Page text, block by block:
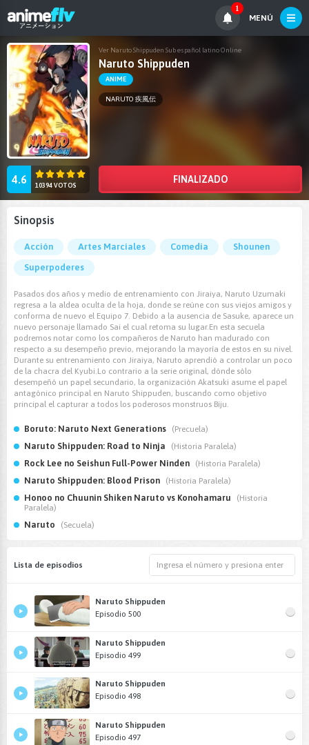
1
MENÚ
Ver Naruto Shippuden Sub español latino Online
Naruto Shippuden
ANIME
NARUTO 疾風伝
4.6 10394 VOTOS
FINALIZADO
Sinopsis
Acción Artes Marciales Comedia
Shounen
Superpoderes
Pasados dos años y medio de entrenamiento con Jiraiya, Naruto Uzumaki
regresa a la aldea oculta de la hoja, donde se reúne con sus viejos amigos y
conforma de nuevo el Equipo 7. Debido a la ausencia de Sasuke, aparece un
nuevo personaje llamado Sai el cual retoma su lugar.En esta secuela
podremos notar como los compañeros de Naruto han madurado con
respecto a su desempeño previo, mejorando la mayoría de estos en su nivel.
Durante su entrenamiento con Jiraiya, Naruto aprendió a controlar un poco
de la chacra del Kyubi.Lo contrario a la serie original, dónde sólo
desempeñó un papel secundario, la organización Akatsuki asume el papel
antagónico principal en Naruto Shippuden, buscando como objetivo
principal el capturar a todos los poderosos monstruos Biju.
Boruto: Naruto Next Generations (Precuela)
Naruto Shippuden: Road to Ninja (Historia Paralela)
Rock Lee no Seishun Full-Power Ninden (Historia Paralela)
Naruto Shippuden: Blood Prison (Historia Paralela)
Honoo no Chuunin Shiken Naruto vs Konohamaru
(Historia
Paralela)
Naruto (Secuela)
Lista de episodios
Naruto Shippuden
Episodio 500
Naruto Shippuden
Episodio 499
Naruto Shippuden
Episodio 498
Naruto Shippuden
Episodio 497